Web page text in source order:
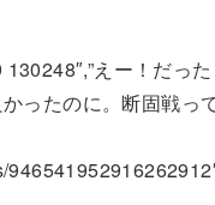
えー！だっ
ったのに。断固戦っ